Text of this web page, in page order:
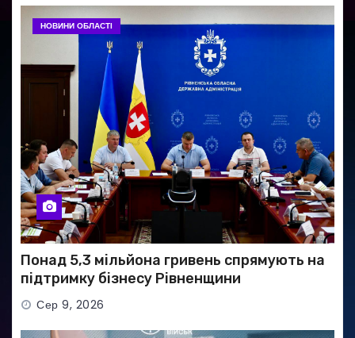
НОВИНИ ОБЛАСТІ
Понад 5,3 мільйона гривень спрямують на
підтримку бізнесу Рівненщини
Сер 9, 2026